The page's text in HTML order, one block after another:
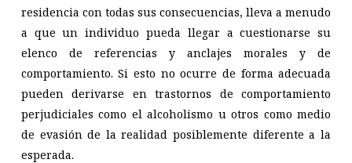
residencia con todas sus consecuencias, lleva a menudo
a que un individuo pueda llegar a cuestionarse su
elenco de referencias y anclajes morales y de
comportamiento. Si esto no ocurre de forma adecuada
pueden derivarse en trastornos de comportamiento
perjudiciales como el alcoholismo u otros como medio
de evasión de la realidad posiblemente diferente a la
esperada.